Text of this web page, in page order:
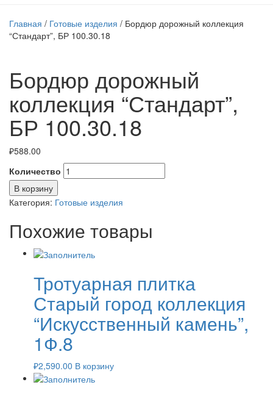
Главная / Готовые изделия / Бордюр дорожный коллекция
“Стандарт”, БР 100.30.18
Бордюр дорожный
коллекция “Стандарт”,
БР 100.30.18
₽588.00
Количество
В корзину
Категория: Готовые изделия
Похожие товары
Тротуарная плитка
Старый город коллекция
“Искусственный камень”,
1Ф.8
₽2,590.00 В корзину